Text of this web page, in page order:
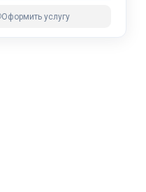
Оформить услугу